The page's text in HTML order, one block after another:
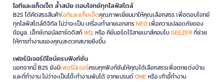
ไอทีและแก็ดเจ็ต ล้ำสมัย ตอบโจทย์ทุกไลฟ์สไตล์
B2S ได้คัดสรรสินค้าไอทีและแก็ดเจ็ตคุณภาพเยี่ยมมาให้คุณเลือกสรร เพื่อตอบโจทย์
ทุกไลฟ์สไตล์ดิจิทัล ไม่ว่าจะเป็น เครื่องทำลายเอกสารNEOเพื่อความปลอดภัยของ
ข้อมูล, เอ็กซ์เทอนัลฮาร์ดดิสก์WD, หรือ คีย์บอร์ดไร้สายเมาส์คอมโบGEEZERที่ช่วย
ให้การทำงานของคุณสะดวกสบายยิ่งขึ้น
เฟอร์นิเจอร์ดีไซน์ครบฟังก์ชั่น
นอกจากนี้ B2S ยังมีเฟอร์นิเจอร์ครบทุกฟังก์ชันให้คุณได้เลือกสรรเพื่อตกแต่งบ้าน
และที่ทำงาน ไม่ว่าจะเป็นโต๊ะทำงานพับได้ จากแบรนด์ONEหรือ เก้าอี้ทำงาน